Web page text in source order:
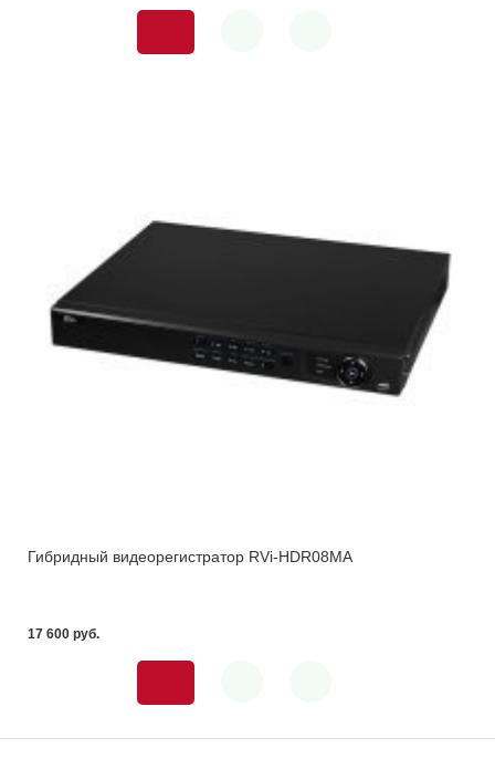
Гибридный видеорегистратор RVi-HDR08MA
17 600 pуб.